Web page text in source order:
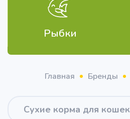
Рыбки
Главная Бренды
Сухие корма для кошек